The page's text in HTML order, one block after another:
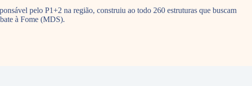
pelo P1+2 na região, construiu ao todo 260 estruturas que buscam
à Fome (MDS).